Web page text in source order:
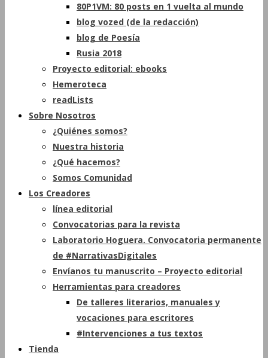
80P1VM: 80 posts en 1 vuelta al mundo
blog vozed (de la redacción)
blog de Poesía
Rusia 2018
Proyecto editorial: ebooks
Hemeroteca
readLists
Sobre Nosotros
¿Quiénes somos?
Nuestra historia
¿Qué hacemos?
Somos Comunidad
Los Creadores
línea editorial
Convocatorias para la revista
Laboratorio Hoguera. Convocatoria permanente
de #NarrativasDigitales
Envíanos tu manuscrito – Proyecto editorial
Herramientas para creadores
De talleres literarios, manuales y
vocaciones para escritores
#Intervenciones a tus textos
Tienda